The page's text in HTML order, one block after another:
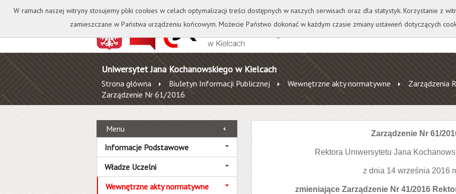
Kontakt Biblioteka Wydawnictwo Wirtualna Uczelnia A A A A
Uniwersytet Jana Kochanowskiego w Kielcach
Strona główna Biuletyn Informacji Publicznej Wewnętrzne akty normatywne
Zarządzenia
Zarządzenie Nr 61/2016
Menu
Informacje Podstawowe
Władze Uczelni
Wewnętrzne akty normatywne
Zarządzenie Nr 61/
Rektora Uniwersytetu Jana
z dnia 14 września 2016
zmieniające Zarządzenie Nr 41/2016
W ramach naszej witryny stosujemy pliki cookies w celach optymalizacji treści dostępnych w naszych serwisach oraz dla statystyk. Korzystanie z
zamieszczane w Państwa urządzeniu końcowym. Możecie Państwo dokonać w każdym czasie zmiany ustawień dotyczących